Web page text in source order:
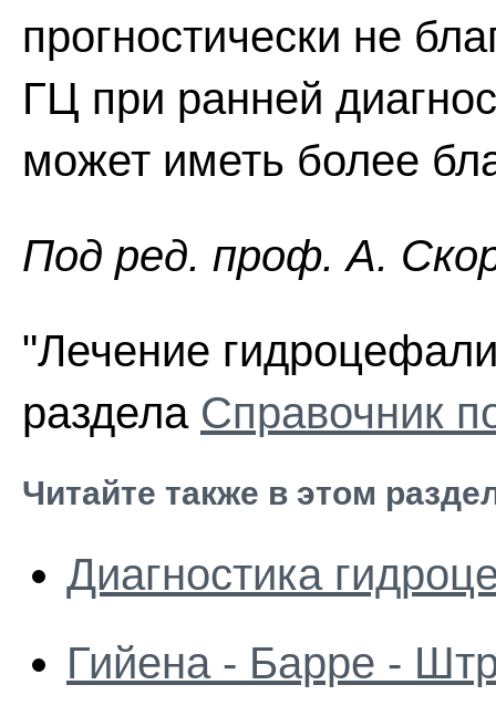
прогностически не
ГЦ при ранней
может иметь более
Пoд peд. проф. А.
"Лечение
раздела Справочник
Читайте также в этом
Диагностика
Гийена - Барре -